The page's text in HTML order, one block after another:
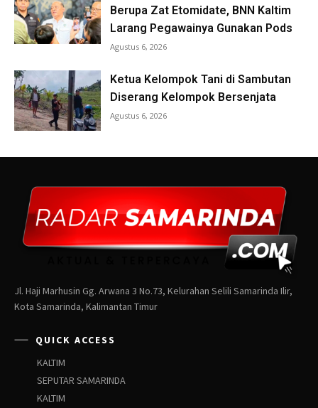
Jl. Haji Marhusin Gg. Arwana 3 No.73, Kelurahan Selili Samarinda Ilir,
Kota Samarinda, Kalimantan Timur
QUICK ACCESS
KALTIM
SEPUTAR SAMARINDA
KALTIM